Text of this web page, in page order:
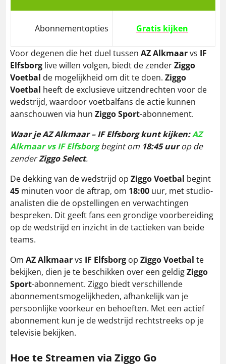
Abonnementopties Gratis kijken
Voor degenen die het duel tussen AZAlkmaarvs IF
Elfsborg live willen volgen, biedt de zenderZiggo
Voetbal de mogelijkheid om dit te doen. Ziggo
Voetbal heeft de exclusieve uitzendrechten voor de
wedstrijd, waardoor voetbalfans de actie kunnen
aanschouwen via hun Ziggo Sport-abonnement.
Waar je AZ Alkmaar – IF Elfsborg kunt kijken:AZ
Alkmaar vs IF Elfsborg begint om 18:45 uurop de
zenderZiggo Select.
De dekking van de wedstrijd op Ziggo Voetbal begint
45 minuten voor de aftrap, om 18:00 uur, met studio-
analisten die de opstellingen en verwachtingen
bespreken. Dit geeft fans een grondige voorbereiding
op de wedstrijd en inzicht in de tactieken van beide
teams.
Om AZAlkmaarvs IF Elfsborg op Ziggo Voetbal te
bekijken, dien je te beschikken over een geldigZiggo
Sport-abonnement. Ziggo biedt verschillende
abonnementsmogelijkheden, afhankelijk van je
persoonlijke voorkeur en behoeften. Met een actief
abonnement kun je de wedstrijd rechtstreeks op je
televisie bekijken.
Hoe te Streamen via Ziggo Go